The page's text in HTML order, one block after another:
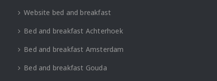
Website bed and breakfast
Bed and breakfast Achterhoek
Bed and breakfast Amsterdam
Bed and breakfast Gouda